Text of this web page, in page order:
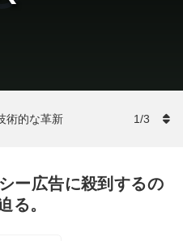
術的な革新 1/3
ー広告に殺到するの
る。